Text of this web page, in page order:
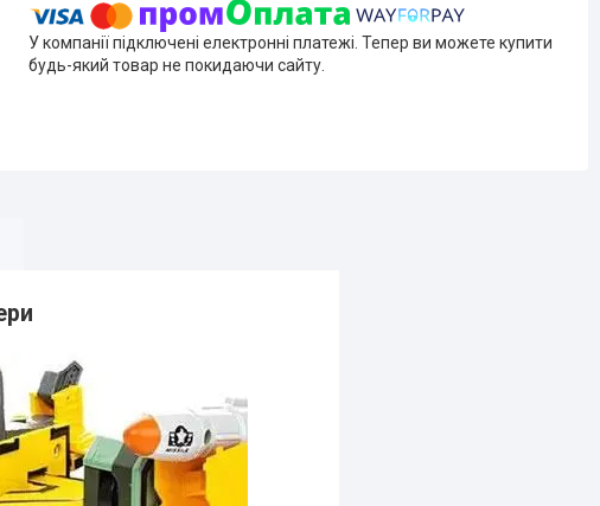
У компанії підключені електронні платежі. Тепер ви можете купити
будь-який товар не покидаючи сайту.